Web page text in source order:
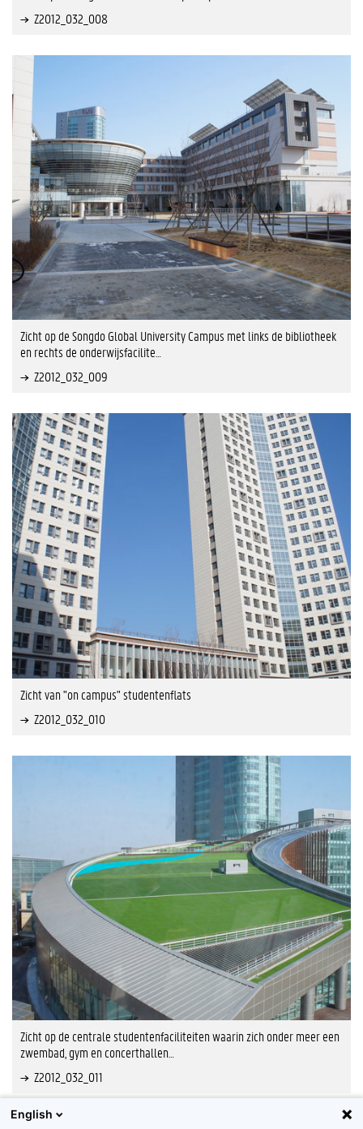
Z2012_032_008
Zicht op de Songdo Global University Campus met links de bibliotheek
en rechts de onderwijsfacilite…
Z2012_032_009
Zicht van "on campus" studentenflats
Z2012_032_010
Zicht op de centrale studentenfaciliteiten waarin zich onder meer een
zwembad, gym en concerthallen…
Z2012_032_011
English